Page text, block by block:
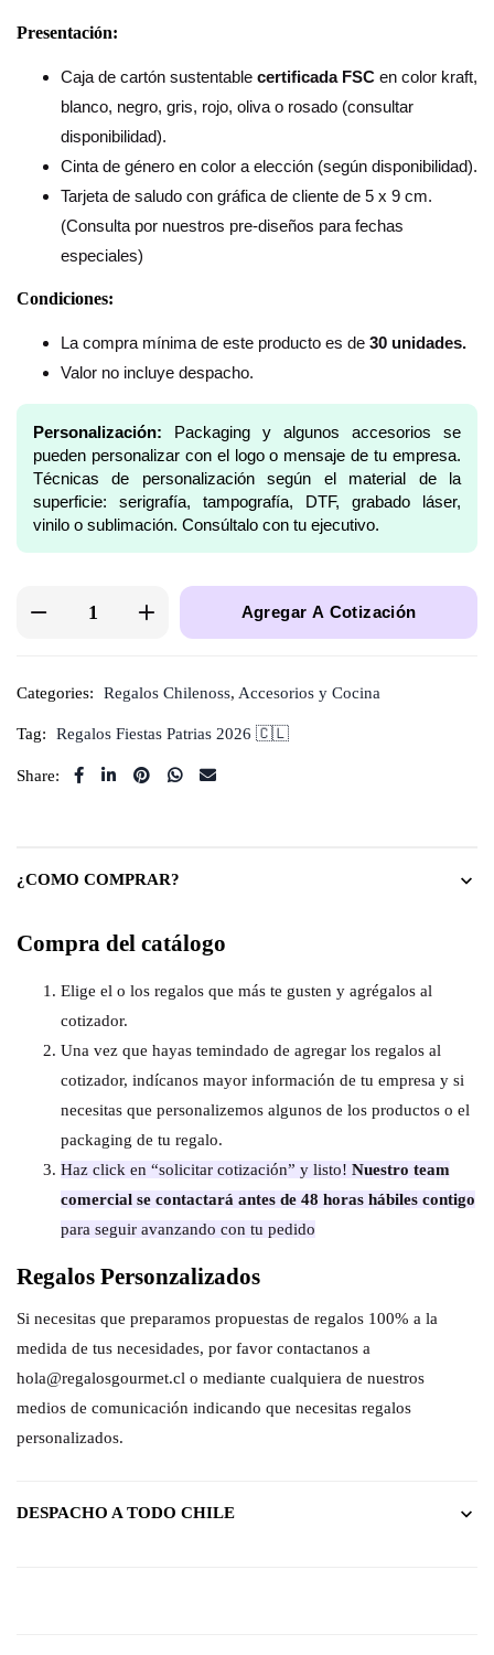
Presentación:
Caja de cartón sustentable certificada FSC en color kraft,
blanco, negro, gris, rojo, oliva o rosado (consultar
disponibilidad).
Cinta de género en color a elección (según disponibilidad).
Tarjeta de saludo con gráfica de cliente de 5 x 9 cm.
(Consulta por nuestros pre-diseños para fechas
especiales)
Condiciones:
La compra mínima de este producto es de 30 unidades.
Valor no incluye despacho.
Personalización: Packaging y algunos accesorios se
pueden personalizar con el logo o mensaje de tu empresa.
Técnicas de personalización según el material de la
superficie: serigrafía, tampografía, DTF, grabado láser,
vinilo o sublimación. Consúltalo con tu ejecutivo.
Agregar A Cotización
Categories: Regalos Chilenoss, Accesorios y Cocina
Tag: Regalos Fiestas Patrias 2026 🇨🇱
Share:
¿COMO COMPRAR?
Compra del catálogo
Elige el o los regalos que más te gusten y agrégalos al
cotizador.
Una vez que hayas temindado de agregar los regalos al
cotizador, indícanos mayor información de tu empresa y si
necesitas que personalizemos algunos de los productos o el
packaging de tu regalo.
Haz click en “solicitar cotización” y listo! Nuestro team
comercial se contactará antes de 48 horas hábiles contigo
para seguir avanzando con tu pedido
Regalos Personzalizados
Si necesitas que preparamos propuestas de regalos 100% a la
medida de tus necesidades, por favor contactanos a
hola@regalosgourmet.cl o mediante cualquiera de nuestros
medios de comunicación indicando que necesitas regalos
personalizados.
DESPACHO A TODO CHILE